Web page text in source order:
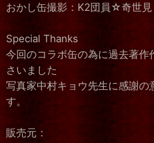
おかし缶撮影：K2団員☆奇世見
Special Thanks
今回のコラボ缶の為に過去著作
さいました
写真家中村キョウ先生に感謝の
す。
販売元：